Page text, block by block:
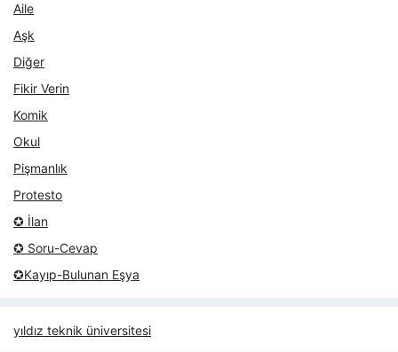
Aile
Aşk
Diğer
Fikir Verin
Komik
Okul
Pişmanlık
Protesto
✪ İlan
✪ Soru-Cevap
✪Kayıp-Bulunan Eşya
yıldız teknik üniversitesi